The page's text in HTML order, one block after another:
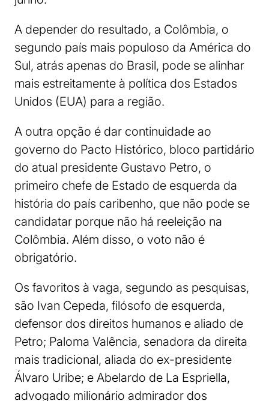
A depender do resultado, a Colômbia, o
segundo país mais populoso da América do
Sul, atrás apenas do Brasil, pode se alinhar
mais estreitamente à política dos Estados
Unidos (EUA) para a região.
A outra opção é dar continuidade ao
governo do Pacto Histórico, bloco partidário
do atual presidente Gustavo Petro, o
primeiro chefe de Estado de esquerda da
história do país caribenho, que não pode se
candidatar porque não há reeleição na
Colômbia. Além disso, o voto não é
obrigatório.
Os favoritos à vaga, segundo as pesquisas,
são Ivan Cepeda, filósofo de esquerda,
defensor dos direitos humanos e aliado de
Petro; Paloma Valência, senadora da direita
mais tradicional, aliada do ex-presidente
Álvaro Uribe; e Abelardo de La Espriella,
advogado milionário admirador dos